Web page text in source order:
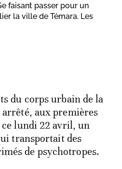
faisant passer pour un
la ville de Témara. Les
du corps urbain de la
arrêté, aux premières
ce lundi 22 avril, un
transportait des
de psychotropes.